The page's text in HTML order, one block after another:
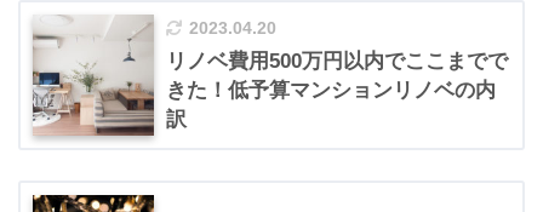
2023.04.20
リノベ費用500万円以内でここまでで
きた！低予算マンションリノベの内
訳